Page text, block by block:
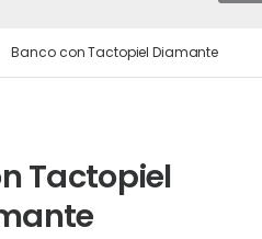
Banco con Tactopiel Diamante
Tactopiel